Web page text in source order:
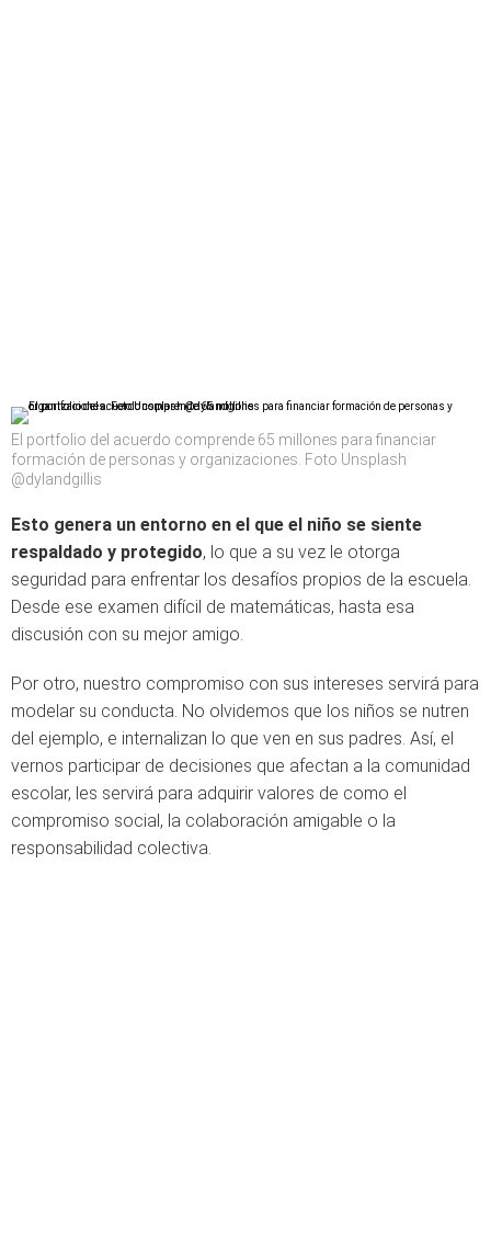
El portfolio del acuerdo comprende 65 millones para financiar
formación de personas y organizaciones. Foto Unsplash
@dylandgillis
Esto genera un entorno en el que el niño se siente
respaldado y protegido, lo que a su vez le otorga
seguridad para enfrentar los desafíos propios de la escuela.
Desde ese examen difícil de matemáticas, hasta esa
discusión con su mejor amigo.
Por otro, nuestro compromiso con sus intereses servirá para
modelar su conducta. No olvidemos que los niños se nutren
del ejemplo, e internalizan lo que ven en sus padres. Así, el
vernos participar de decisiones que afectan a la comunidad
escolar, les servirá para adquirir valores de como el
compromiso social, la colaboración amigable o la
responsabilidad colectiva.